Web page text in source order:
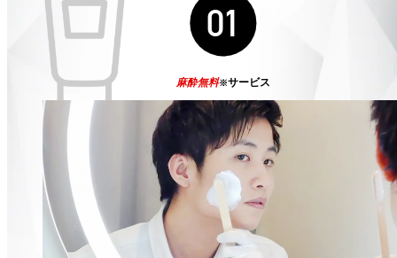
01
麻酔無料※サービス